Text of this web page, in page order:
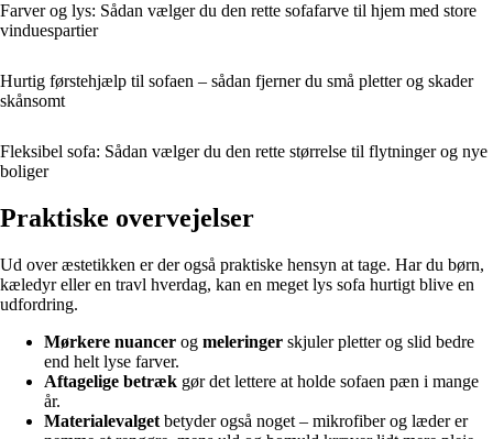
Farver og lys: Sådan vælger du den rette sofafarve til hjem med store
vinduespartier
Hurtig førstehjælp til sofaen – sådan fjerner du små pletter og skader
skånsomt
Fleksibel sofa: Sådan vælger du den rette størrelse til flytninger og nye
boliger
Praktiske overvejelser
Ud over æstetikken er der også praktiske hensyn at tage. Har du børn,
kæledyr eller en travl hverdag, kan en meget lys sofa hurtigt blive en
udfordring.
Mørkere nuancer og meleringer skjuler pletter og slid bedre
end helt lyse farver.
Aftagelige betræk gør det lettere at holde sofaen pæn i mange
år.
Materialevalget betyder også noget – mikrofiber og læder er